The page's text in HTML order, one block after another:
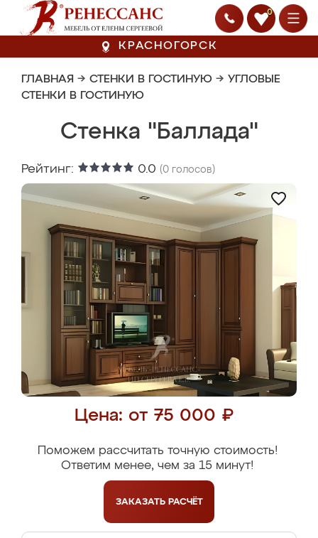
0
КРАСНОГОРСК
ГЛАВНАЯ → СТЕНКИ В ГОСТИНУЮ → УГЛОВЫЕ
СТЕНКИ В ГОСТИНУЮ
Стенка "Баллада"
Рейтинг: 0.0 (0 голосов)
Цена: от 75 000 ₽
Поможем рассчитать точную стоимость!
Ответим менее, чем за 15 минут!
ЗАКАЗАТЬ РАСЧЁТ